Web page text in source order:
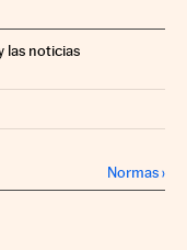
las noticias
Normas›